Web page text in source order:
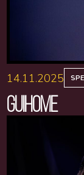
14.11.2025
GUIHOME